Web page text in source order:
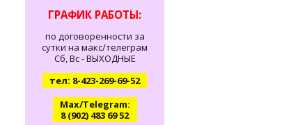
ГРАФИК РАБОТЫ:
по договоренности за
сутки на макс/телеграм
Сб, Вс - ВЫХОДНЫЕ
тел: 8-423-269-69-52
Max/Telegram:
8 (902) 483 69 52